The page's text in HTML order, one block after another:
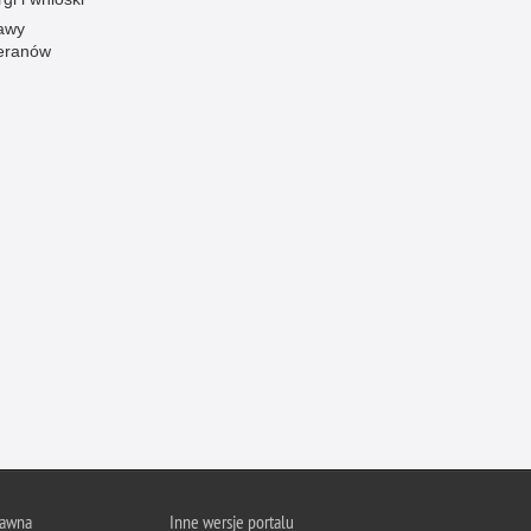
i odważni
brudnych pieniędzy
Inne wersje portalu